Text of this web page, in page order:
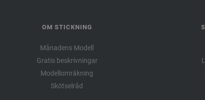
OM STICKNING
Månadens Modell
Gratis beskrivningar
Modellomräkning
Skötselråd